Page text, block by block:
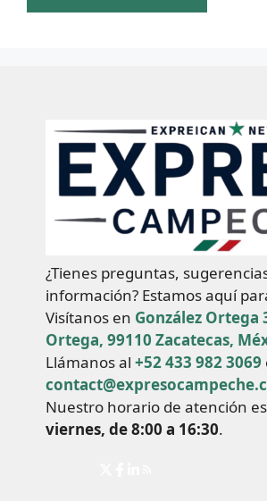
¿Tienes preguntas,
información? Estamos aquí
Visítanos en González Ortega
Ortega, 99110 Zacatecas,
Llámanos al +52 433 982 3069
Nuestro horario de atención
viernes, de 8:00 a 16:30.